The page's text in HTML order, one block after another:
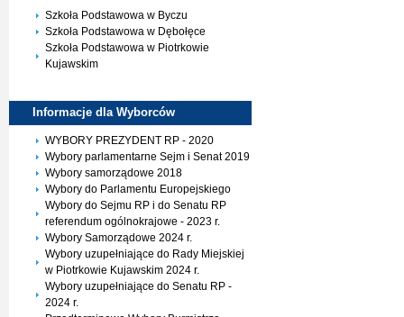
Szkoła Podstawowa w Byczu
Szkoła Podstawowa w Dębołęce
Szkoła Podstawowa w Piotrkowie
Kujawskim
Informacje dla Wyborców
WYBORY PREZYDENT RP - 2020
Wybory parlamentarne Sejm i Senat 2019
Wybory samorządowe 2018
Wybory do Parlamentu Europejskiego
Wybory do Sejmu RP i do Senatu RP
referendum ogólnokrajowe - 2023 r.
Wybory Samorządowe 2024 r.
Wybory uzupełniające do Rady Miejskiej
w Piotrkowie Kujawskim 2024 r.
Wybory uzupełniające do Senatu RP -
2024 r.